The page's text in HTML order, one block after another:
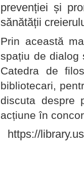
prevenției și
sănătății
Prin această
spațiu de dialog
Catedra de
bibliotecari,
discuta despre
acțiune în
https://